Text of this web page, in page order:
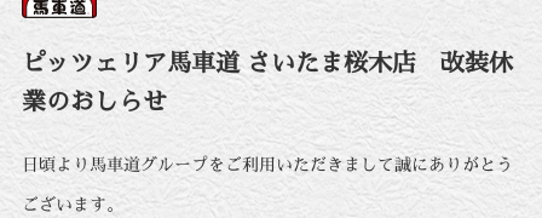
ピッツェリア馬車道 さいたま桜木店 改装休
業のおしらせ
日頃より馬車道グループをご利用いただきまして誠にありがとう
ございます。